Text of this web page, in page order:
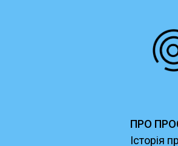
ПРО
Історія